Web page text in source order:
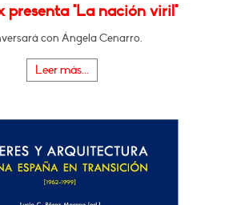
presenta "La nación viril"
con Ángela Cenarro.
Leer más...